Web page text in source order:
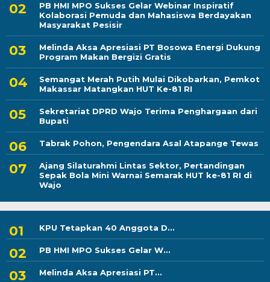
PB HMI MPO Sukses Gelar Webinar Inspiratif
Kolaborasi Pemuda dan Mahasiswa Berdayakan
Masyarakat Pesisir
Melinda Aksa Apresiasi PT Bosowa Energi Dukung
Program Makan Bergizi Gratis
Semangat Merah Putih Mulai Dikobarkan, Pemkot
Makassar Matangkan HUT Ke-81 RI
Sekretariat DPRD Wajo Terima Penghargaan dari
Bupati
Tabrak Pohon, Pengendara Asal Atapange Tewas
Ajang Silaturahmi Lintas Sektor, Pertandingan
Sepak Bola Mini Warnai Semarak HUT ke-81 RI di
Wajo
KPU Tetapkan 40 Anggota D...
PB HMI MPO Sukses Gelar W...
Melinda Aksa Apresiasi PT...